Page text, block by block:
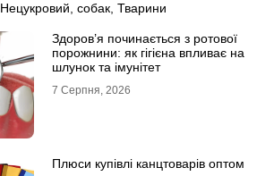
Нецукровий собак Тварини
Здоров’я починається з ротової
порожнини: як гігієна впливає на
шлунок та імунітет
7 Серпня, 2026
Плюси купівлі канцтоварів оптом